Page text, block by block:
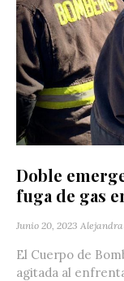
Doble
fuga de gas
Junio 20, 2023
El Cuerpo de
agitada al